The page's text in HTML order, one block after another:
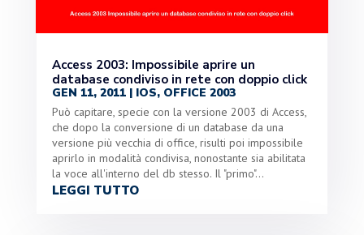
Access 2003: Impossibile aprire un
database condiviso in rete con doppio click
GEN 11, 2011| IOS, OFFICE 2003
Può capitare, specie con la versione 2003 di Access,
che dopo la conversione di un database da una
versione più vecchia di office, risulti poi impossibile
aprirlo in modalità condivisa, nonostante sia abilitata
la voce all'interno del db stesso. Il "primo"...
LEGGI TUTTO